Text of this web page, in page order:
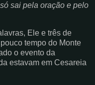
sai pela oração e pelo
Ele e três de
tempo do Monte
o evento da
estavam em Cesareia